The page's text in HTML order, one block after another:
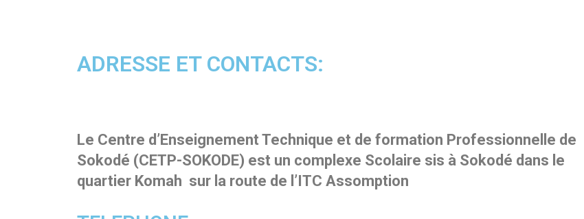
b
o
er g
ADRESSE ET CONTACTS:
Le Centre d’Enseignement Technique et de formation Professionnelle de
Sokodé (CETP-SOKODE) est un complexe Scolaire sis à Sokodé dans le
quartier Komah sur la route de l’ITC Assomption